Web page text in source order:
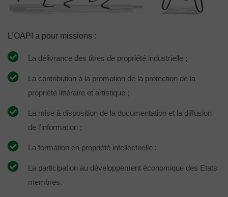
L’OAPI a pour missions :
La délivrance des titres de propriété industrielle ;
La contribution à la promotion de la protection de la
propriété littéraire et artistique ;
La mise à disposition de la documentation et la diffusion
de l’information ;
La formation en propriété intellectuelle ;
La participation au développement économique des Etats
membres.